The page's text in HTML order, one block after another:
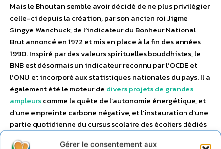
Gérer le consentement aux
Mais le Bhoutan semble avoir décidé de ne plus privilégier
celle-ci depuis la création, par son ancien roi Jigme
Singye Wanchuck, de l’indicateur du Bonheur National
Brut annoncé en 1972 et mis en place à la fin des années
1990. Inspiré par des valeurs spirituelles bouddhistes, le
BNB est désormais un indicateur reconnu par l’OCDE et
l’ONU et incorporé aux statistiques nationales du pays. Il a
également été le moteur de divers projets de grandes
ampleurscomme la quête de l’autonomie énergétique, et
d’une empreinte carbone négative, et l’instauration d’une
partie quotidienne du cursus scolaire des écoliers dédiés